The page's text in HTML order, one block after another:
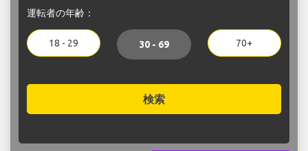
運転者の年齢：
18 - 29 30 - 69 70+
検索